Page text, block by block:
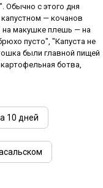
Обычно с этого дня
— кочанов
на макушке плешь — на
пусто", "Капуста не
были главной пищей
ботва,
10 дней